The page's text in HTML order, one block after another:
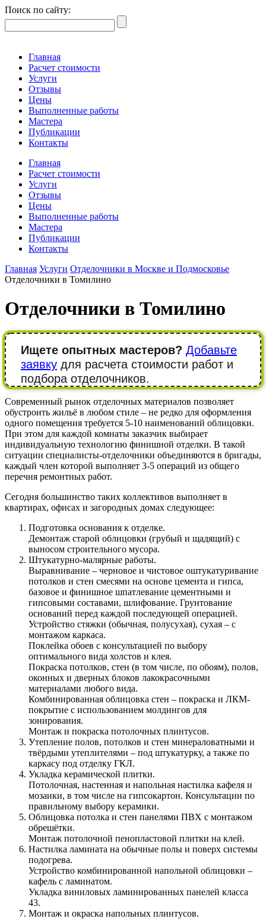
Поиск по сайту:
Главная
Расчет стоимости
Услуги
Отзывы
Цены
Выполненные работы
Мастера
Публикации
Контакты
Главная
Расчет стоимости
Услуги
Отзывы
Цены
Выполненные работы
Мастера
Публикации
Контакты
Главная Услуги Отделочники в Москве и Подмосковье
Отделочники в Томилино
Отделочники в Томилино
Ищете опытных мастеров? Добавьте
заявку для расчета стоимости работ и
подбора отделочников.
Современный рынок отделочных материалов позволяет
обустроить жильё в любом стиле – не редко для оформления
одного помещения требуется 5-10 наименований облицовки.
При этом для каждой комнаты заказчик выбирает
индивидуальную технологию финишной отделки. В такой
ситуации специалисты-отделочники объединяются в бригады,
каждый член которой выполняет 3-5 операций из общего
перечня ремонтных работ.
Сегодня большинство таких коллективов выполняет в
квартирах, офисах и загородных домах следующее:
Подготовка основания к отделке.
Демонтаж старой облицовки (грубый и щадящий) с
выносом строительного мусора.
Штукатурно-малярные работы.
Выравнивание – черновое и чистовое оштукатуривание
потолков и стен смесями на основе цемента и гипса,
базовое и финишное шпатлевание цементными и
гипсовыми составами, шлифование. Грунтование
оснований перед каждой последующей операцией.
Устройство стяжки (обычная, полусухая), сухая – с
монтажом каркаса.
Поклейка обоев с консультацией по выбору
оптимального вида холстов и клея.
Покраска потолков, стен (в том числе, по обоям), полов,
оконных и дверных блоков лакокрасочными
материалами любого вида.
Комбинированная облицовка стен – покраска и ЛКМ-
покрытие с использованием молдингов для
зонирования.
Монтаж и покраска потолочных плинтусов.
Утепление полов, потолков и стен минераловатными и
твёрдыми утеплителями – под штукатурку, а также по
каркасу под отделку ГКЛ.
Укладка керамической плитки.
Потолочная, настенная и напольная настилка кафеля и
мозаики, в том числе на гипсокартон. Консультации по
правильному выбору керамики.
Облицовка потолка и стен панелями ПВХ с монтажом
обрешётки.
Монтаж потолочной пенопластовой плитки на клей.
Настилка ламината на обычные полы и поверх системы
подогрева.
Устройство комбинированной напольной облицовки –
кафель с ламинатом.
Укладка виниловых ламинированных панелей класса
43.
Монтаж и окраска напольных плинтусов.